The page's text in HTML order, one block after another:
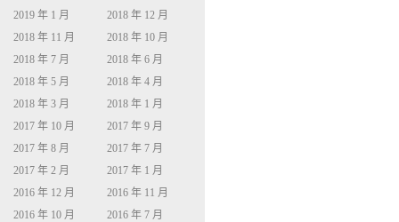
2019 年 1 月
2018 年 12 月
2018 年 11 月
2018 年 10 月
2018 年 7 月
2018 年 6 月
2018 年 5 月
2018 年 4 月
2018 年 3 月
2018 年 1 月
2017 年 10 月
2017 年 9 月
2017 年 8 月
2017 年 7 月
2017 年 2 月
2017 年 1 月
2016 年 12 月
2016 年 11 月
2016 年 10 月
2016 年 7 月